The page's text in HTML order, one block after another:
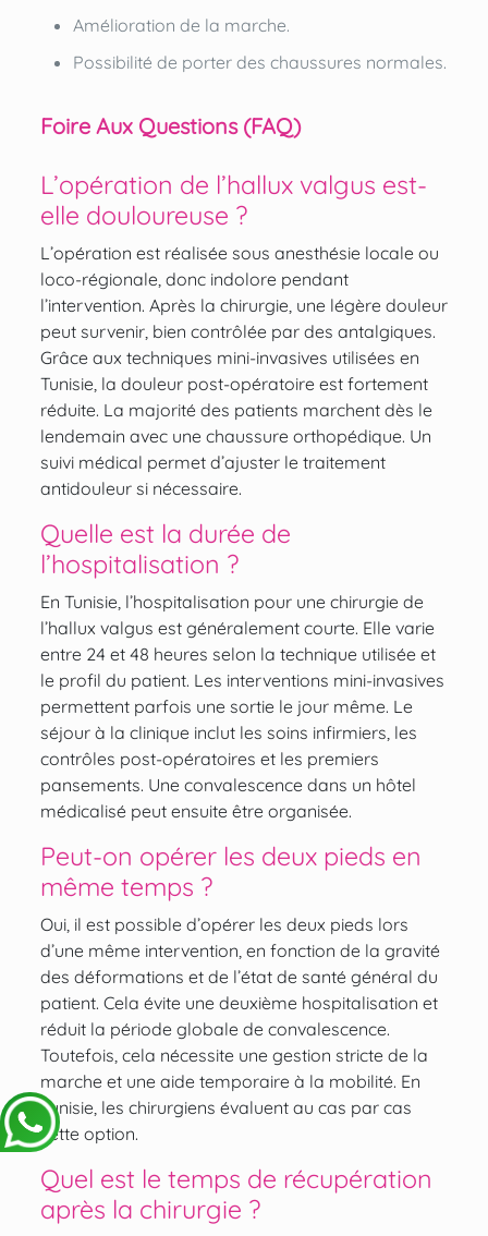
Amélioration de la marche.
Possibilité de porter des chaussures normales.
Foire Aux Questions (FAQ)
L’opération de l’hallux valgus est-
elle douloureuse ?
L’opération est réalisée sous anesthésie locale ou
loco-régionale, donc indolore pendant
l’intervention. Après la chirurgie, une légère douleur
peut survenir, bien contrôlée par des antalgiques.
Grâce aux techniques mini-invasives utilisées en
Tunisie, la douleur post-opératoire est fortement
réduite. La majorité des patients marchent dès le
lendemain avec une chaussure orthopédique. Un
suivi médical permet d’ajuster le traitement
antidouleur si nécessaire.
Quelle est la durée de
l’hospitalisation ?
En Tunisie, l’hospitalisation pour une chirurgie de
l’hallux valgus est généralement courte. Elle varie
entre 24 et 48 heures selon la technique utilisée et
le profil du patient. Les interventions mini-invasives
permettent parfois une sortie le jour même. Le
séjour à la clinique inclut les soins infirmiers, les
contrôles post-opératoires et les premiers
pansements. Une convalescence dans un hôtel
médicalisé peut ensuite être organisée.
Peut-on opérer les deux pieds en
même temps ?
Oui, il est possible d’opérer les deux pieds lors
d’une même intervention, en fonction de la gravité
des déformations et de l’état de santé général du
patient. Cela évite une deuxième hospitalisation et
réduit la période globale de convalescence.
Toutefois, cela nécessite une gestion stricte de la
marche et une aide temporaire à la mobilité. En
Tunisie, les chirurgiens évaluent au cas par cas
cette option.
Quel est le temps de récupération
après la chirurgie ?